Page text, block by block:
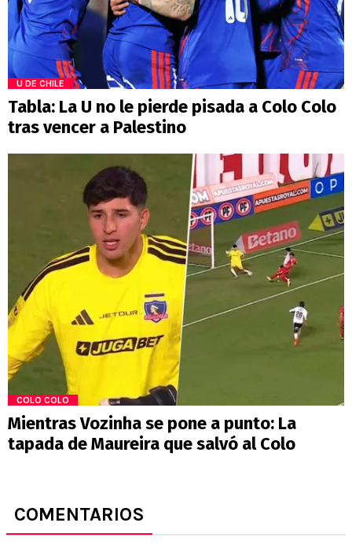
U DE CHILE
Tabla: La U no le pierde pisada a Colo Colo
tras vencer a Palestino
COLO COLO
Mientras Vozinha se pone a punto: La
tapada de Maureira que salvó al Colo
COMENTARIOS